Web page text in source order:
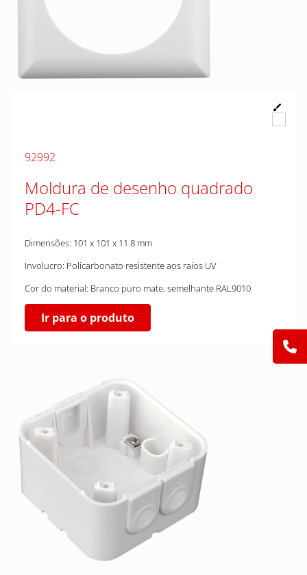
92992
Moldura de desenho quadrado
PD4-FC
Dimensões: 101 x 101 x 11.8 mm
Involucro: Policarbonato resistente aos raios UV
Cor do material: Branco puro mate, semelhante RAL9010
Ir para o produto